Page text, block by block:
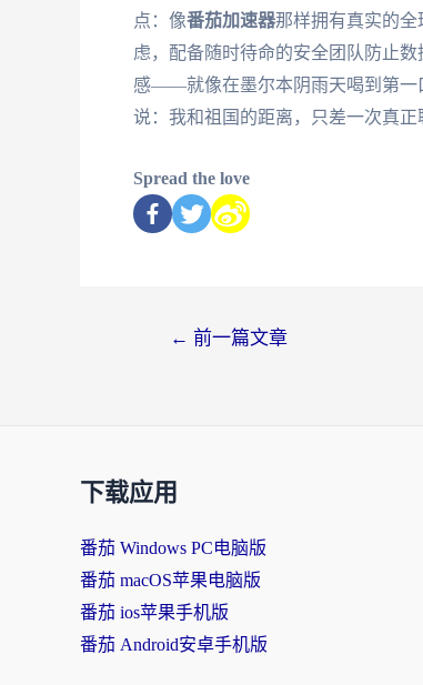
点：像番茄加速器那样拥有真实的
虑，配备随时待命的安全团队防止
感——就像在墨尔本阴雨天喝到第一
说：我和祖国的距离，只差一次真正
Spread the love
← 前一篇文章
下载应用
番茄 Windows PC电脑版
番茄 macOS苹果电脑版
番茄 ios苹果手机版
番茄 Android安卓手机版